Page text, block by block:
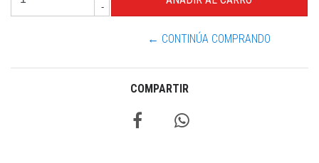
-
← CONTINÚA COMPRANDO
COMPARTIR